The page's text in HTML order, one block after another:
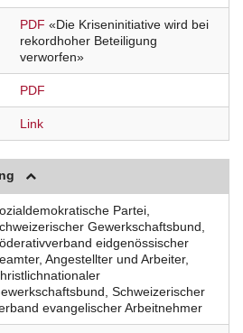
PDF «Die Kriseninitiative wird bei
rekordhoher Beteiligung
verworfen»
PDF
Link
Partei,
Gewerkschaftsbund,
eidgenössischer
Angestellter und Arbeiter,
Schweizerischer
evangelischer Arbeitnehmer